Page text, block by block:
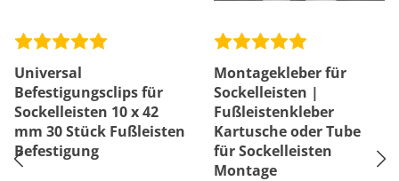
Universal
Befestigungsclips für
Sockelleisten 10 x 42
mm 30 Stück Fußleisten
Befestigung
Montagekleber für
Sockelleisten |
Fußleistenkleber
Kartusche oder Tube
für Sockelleisten
Montage